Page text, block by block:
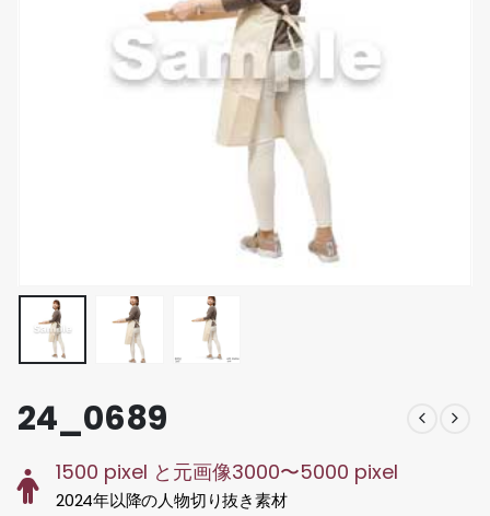
24_0689
1500 pixel と元画像3000〜5000 pixel
2024年以降の人物切り抜き素材